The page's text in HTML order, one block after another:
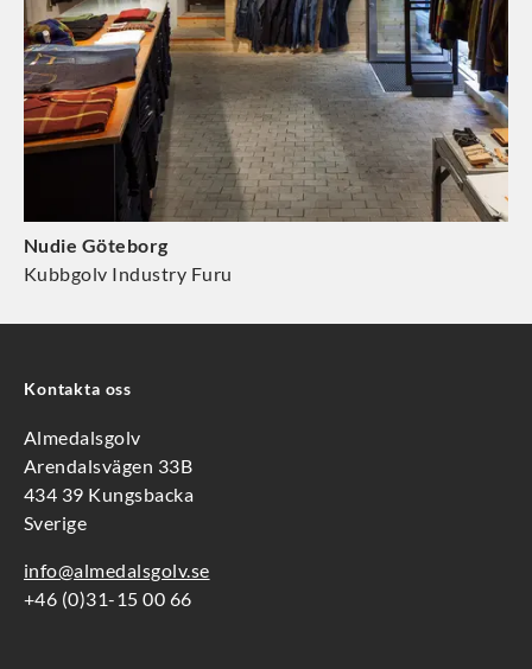
Nudie Göteborg
Kubbgolv Industry Furu
Kontakta oss
Almedalsgolv
Arendalsvägen 33B
434 39 Kungsbacka
Sverige
info@almedalsgolv.se
+46 (0)31-15 00 66